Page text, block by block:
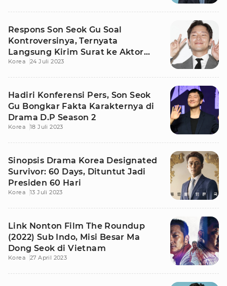
Respons Son Seok Gu Soal
Kontroversinya, Ternyata
Langsung Kirim Surat ke Aktor
Nam Myung Ryul
Korea 24 Juli 2023
Hadiri Konferensi Pers, Son Seok
Gu Bongkar Fakta Karakternya di
Drama D.P Season 2
Korea 18 Juli 2023
Sinopsis Drama Korea Designated
Survivor: 60 Days, Dituntut Jadi
Presiden 60 Hari
Korea 13 Juli 2023
Link Nonton Film The Roundup
(2022) Sub Indo, Misi Besar Ma
Dong Seok di Vietnam
Korea 27 April 2023